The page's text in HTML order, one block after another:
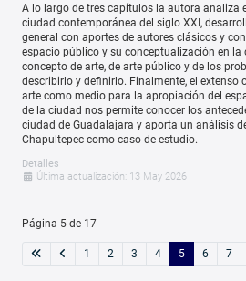
A lo largo de tres capítulos la autora analiza
ciudad contemporánea del siglo XXI,
general con aportes de autores clásicos y
espacio público y su conceptualización en
concepto de arte, de arte público y de los
describirlo y definirlo. Finalmente, el extenso
arte como medio para la apropiación del
de la ciudad nos permite conocer los
ciudad de Guadalajara y aporta un análisis
Chapultepec como caso de estudio.
Detalles
Última actualización: 13 May 2026
Página 5 de 17
1 2 3 4 5 6 7